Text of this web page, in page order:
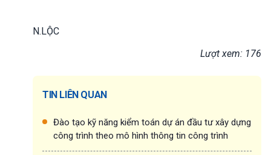
N.LỘC
Lượt xem: 176
TIN LIÊN QUAN
Đào tạo kỹ năng kiểm toán dự án đầu tư xây dựng
công trình theo mô hình thông tin công trình